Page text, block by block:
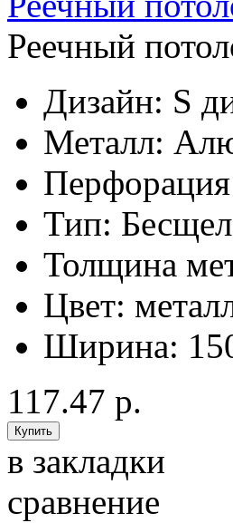
Реечный
Дизайн: S
Металл:
Тип:
Толщина
Цвет:
Ширина:
117.47 р.
в закладки
сравнение